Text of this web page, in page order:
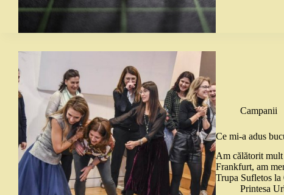
Campanii
Ce mi-a adus
Am călătorit
Frankfurt, am
Trupa Sufletos
Printesa